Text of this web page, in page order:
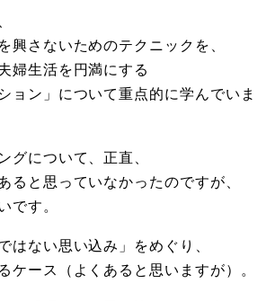
興さないためのテクニックを、
婦生活を円満にする
ョン」について重点的に学んでいま
グについて、正直、
ると思っていなかったのですが、
です。
はない思い込み」をめぐり、
ケース（よくあると思いますが）。